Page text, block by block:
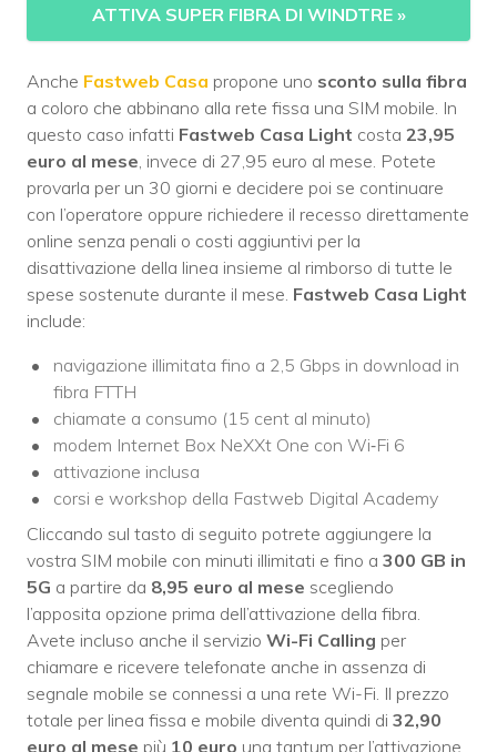
ATTIVA SUPER FIBRA DI WINDTRE »
Anche Fastweb Casa propone uno sconto sulla fibra
a coloro che abbinano alla rete fissa una SIM mobile. In
questo caso infatti Fastweb Casa Light costa 23,95
euro al mese , invece di 27,95 euro al mese. Potete
provarla per un 30 giorni e decidere poi se continuare
con l’operatore oppure richiedere il recesso direttamente
online senza penali o costi aggiuntivi per la
disattivazione della linea insieme al rimborso di tutte le
spese sostenute durante il mese. Fastweb Casa Light
include:
navigazione illimitata fino a 2,5 Gbps in download in
fibra FTTH
chiamate a consumo (15 cent al minuto)
modem Internet Box NeXXt One con Wi‑Fi 6
attivazione inclusa
corsi e workshop della Fastweb Digital Academy
Cliccando sul tasto di seguito potrete aggiungere la
vostra SIM mobile con minuti illimitati e fino a 300 GB in
5G a partire da 8,95 euro al mese scegliendo
l’apposita opzione prima dell’attivazione della fibra.
Avete incluso anche il servizio Wi-Fi Calling per
chiamare e ricevere telefonate anche in assenza di
segnale mobile se connessi a una rete Wi-Fi. Il prezzo
totale per linea fissa e mobile diventa quindi di 32,90
euro al mese più 10 euro una tantum per l’attivazione